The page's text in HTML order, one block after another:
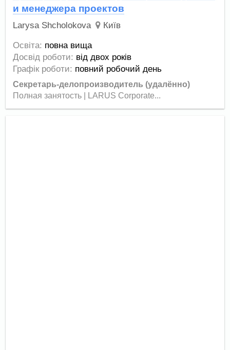
и менеджера проектов
Larysa Shcholokova Київ
Освіта: повна вища
Досвід роботи: від двох років
Графік роботи: повний робочий день
Секретарь-делопроизводитель (удалённо)
Полная занятость | LARUS Corporate...